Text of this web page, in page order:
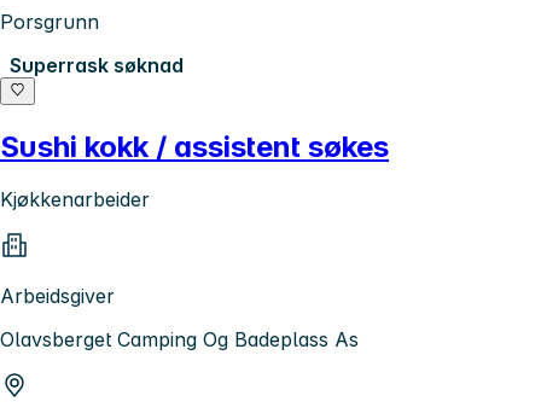
Porsgrunn
Superrask søknad
Sushi kokk / assistent søkes
Kjøkkenarbeider
Arbeidsgiver
Olavsberget Camping Og Badeplass As